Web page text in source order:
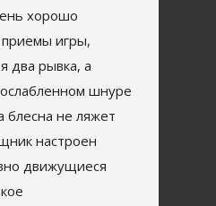
хорошо
игры,
два рывка, а
шнуре
блесна не ляжет
настроен
движущиеся